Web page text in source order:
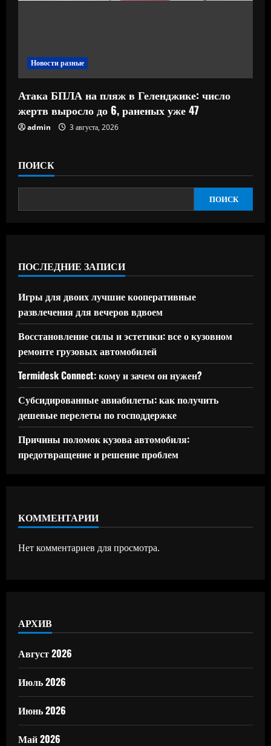
Новости разные
Атака БПЛА на пляж в Геленджике: число
жертв выросло до 6, раненых уже 47
admin 3 августа, 2026
ПОИСК
ПОИСК
ПОСЛЕДНИЕ ЗАПИСИ
Игры для двоих лучшие кооперативные
развлечения для вечеров вдвоем
Восстановление силы и эстетики: все о кузовном
ремонте грузовых автомобилей
Termidesk Connect: кому и зачем он нужен?
Субсидированные авиабилеты: как получить
дешевые перелеты по господдержке
Причины поломок кузова автомобиля:
предотвращение и решение проблем
КОММЕНТАРИИ
Нет комментариев для просмотра.
АРХИВ
Август 2026
Июль 2026
Июнь 2026
Май 2026